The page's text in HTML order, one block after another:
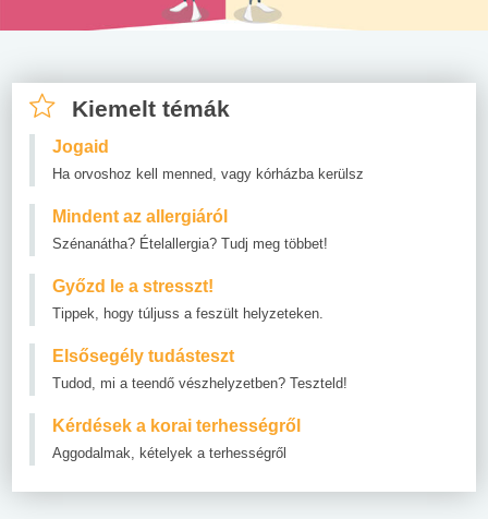
Kiemelt témák
Jogaid
Ha orvoshoz kell menned, vagy kórházba kerülsz
Mindent az allergiáról
Szénanátha? Ételallergia? Tudj meg többet!
Győzd le a stresszt!
Tippek, hogy túljuss a feszült helyzeteken.
Elsősegély tudásteszt
Tudod, mi a teendő vészhelyzetben? Teszteld!
Kérdések a korai terhességről
Aggodalmak, kételyek a terhességről